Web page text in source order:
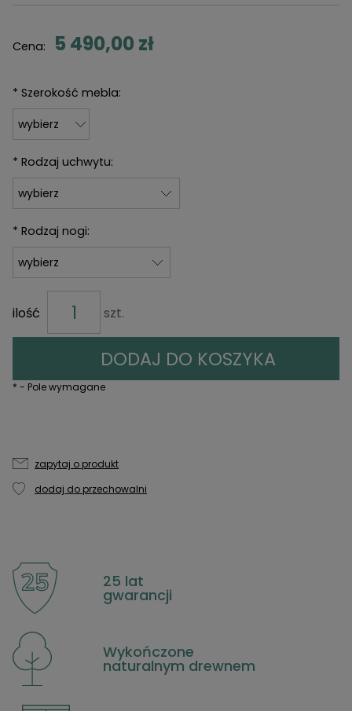
Cena: 5 490,00 zł
* Szerokość mebla:
* Rodzaj uchwytu:
* Rodzaj nogi:
ilość szt.
DODAJ DO KOSZYKA
* - Pole wymagane
zapytaj o produkt
dodaj do przechowalni
25 lat
gwarancji
Wykończone
naturalnym drewnem